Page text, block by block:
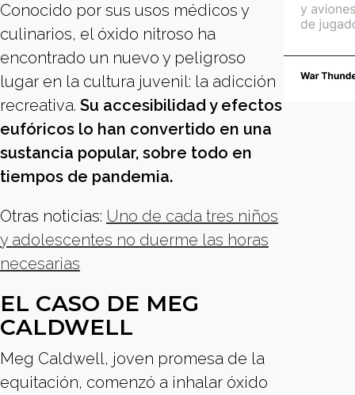
Conocido por sus usos médicos y
culinarios, el óxido nitroso ha
encontrado un nuevo y peligroso
lugar en la cultura juvenil: la adicción
recreativa. Su accesibilidad y efectos
eufóricos lo han convertido en una
sustancia popular, sobre todo en
tiempos de pandemia.
Otras noticias: Uno de cada tres niños
y adolescentes no duerme las horas
necesarias
EL CASO DE MEG
CALDWELL
Meg Caldwell, joven promesa de la
equitación, comenzó a inhalar óxido